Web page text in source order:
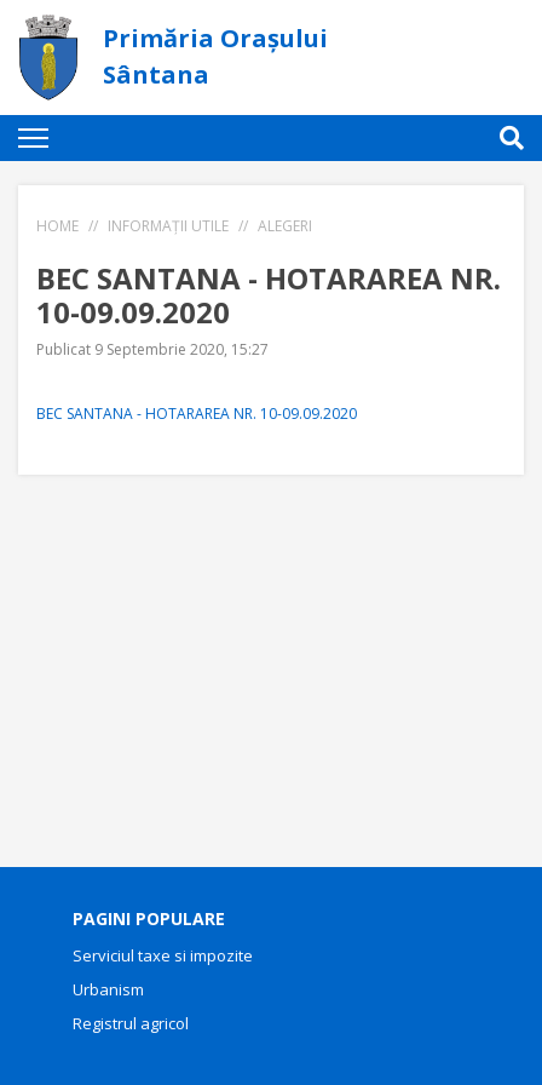
Primăria Orașului
Sântana
HOME // INFORMAȚII UTILE // ALEGERI
BEC SANTANA - HOTARAREA NR.
10-09.09.2020
Publicat 9 Septembrie 2020, 15:27
BEC SANTANA - HOTARAREA NR. 10-09.09.2020
PAGINI POPULARE
Serviciul taxe si impozite
Urbanism
Registrul agricol